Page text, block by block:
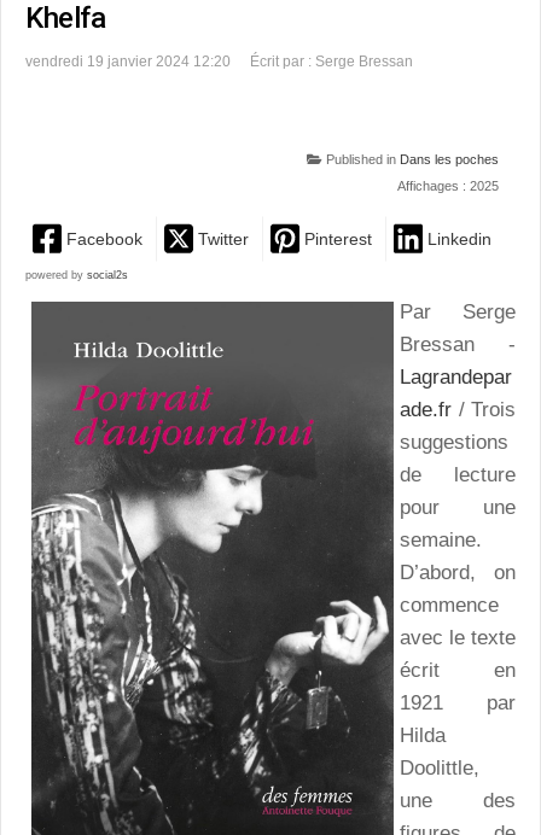
Khelfa
vendredi 19 janvier 2024 12:20 Écrit par : Serge Bressan
Published in Dans les poches
Affichages : 2025
Facebook Twitter Pinterest Linkedin
powered by social2s
Par Serge
Bressan -
Lagrandepar
ade.fr / Trois
suggestions
de lecture
pour une
semaine.
D’abord, on
commence
avec le texte
écrit en
1921 par
Hilda
Doolittle,
une des